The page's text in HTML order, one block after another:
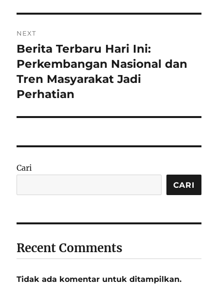
NEXT
Next
post:
Berita Terbaru Hari Ini:
Perkembangan Nasional dan
Tren Masyarakat Jadi
Perhatian
Cari
CARI
Recent Comments
Tidak ada komentar untuk ditampilkan.